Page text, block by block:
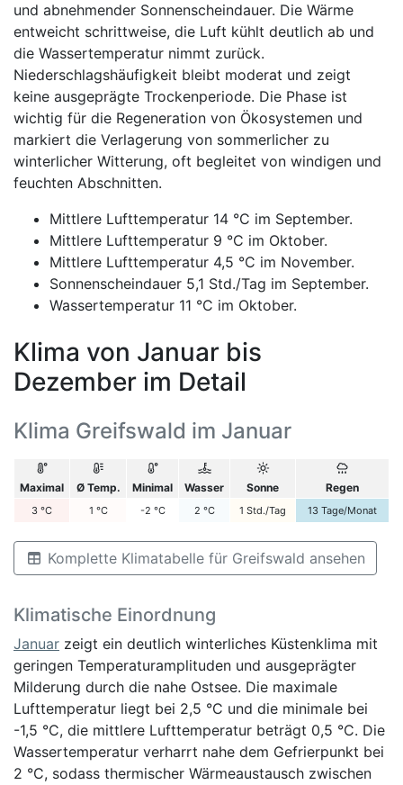
und abnehmender Sonnenscheindauer. Die Wärme
entweicht schrittweise, die Luft kühlt deutlich ab und
die Wassertemperatur nimmt zurück.
Niederschlagshäufigkeit bleibt moderat und zeigt
keine ausgeprägte Trockenperiode. Die Phase ist
wichtig für die Regeneration von Ökosystemen und
markiert die Verlagerung von sommerlicher zu
winterlicher Witterung, oft begleitet von windigen und
feuchten Abschnitten.
Mittlere Lufttemperatur 14 °C im September.
Mittlere Lufttemperatur 9 °C im Oktober.
Mittlere Lufttemperatur 4,5 °C im November.
Sonnenscheindauer 5,1 Std./Tag im September.
Wassertemperatur 11 °C im Oktober.
Klima von Januar bis
Dezember im Detail
Klima Greifswald im Januar
Maximal Ø Temp. Minimal Wasser Sonne Regen
3 °C 1 °C -2 °C 2 °C 1 Std./Tag 13 Tage/Monat
Komplette Klimatabelle für Greifswald ansehen
Klimatische Einordnung
Januar zeigt ein deutlich winterliches Küstenklima mit
geringen Temperaturamplituden und ausgeprägter
Milderung durch die nahe Ostsee. Die maximale
Lufttemperatur liegt bei 2,5 °C und die minimale bei
-1,5 °C, die mittlere Lufttemperatur beträgt 0,5 °C. Die
Wassertemperatur verharrt nahe dem Gefrierpunkt bei
2 °C, sodass thermischer Wärmeaustausch zwischen